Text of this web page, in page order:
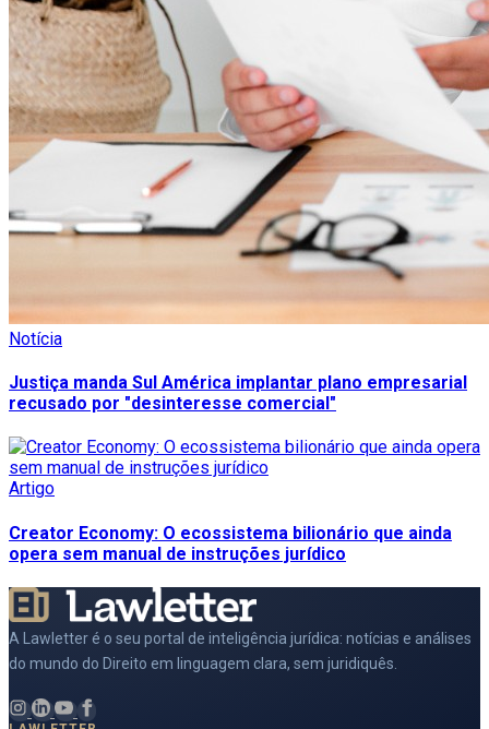
Notícia
Justiça manda Sul América implantar plano empresarial
recusado por "desinteresse comercial"
Artigo
Creator Economy: O ecossistema bilionário que ainda
opera sem manual de instruções jurídico
A Lawletter é o seu portal de inteligência jurídica: notícias e análises
do mundo do Direito em linguagem clara, sem juridiquês.